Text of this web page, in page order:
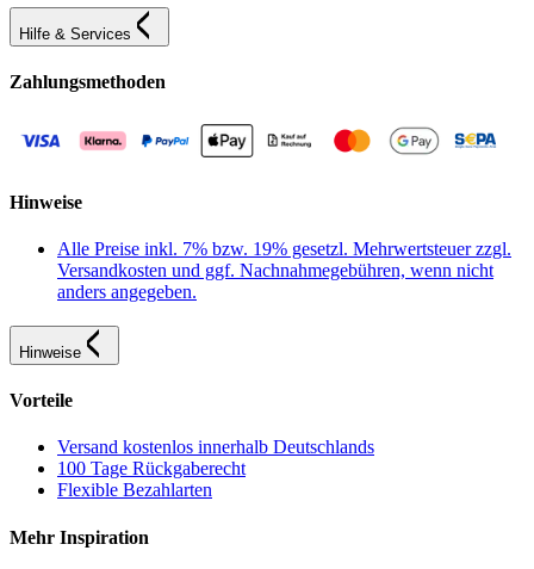
Hilfe & Services
Zahlungsmethoden
Hinweise
Alle Preise inkl. 7% bzw. 19% gesetzl. Mehrwertsteuer zzgl.
Versandkosten und ggf. Nachnahmegebühren, wenn nicht
anders angegeben.
Hinweise
Vorteile
Versand kostenlos innerhalb Deutschlands
100 Tage Rückgaberecht
Flexible Bezahlarten
Mehr Inspiration